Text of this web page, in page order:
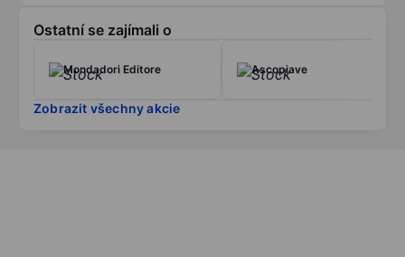
Ostatní se zajímali o
Mondadori Editore Ascopiave
Zobrazit všechny akcie